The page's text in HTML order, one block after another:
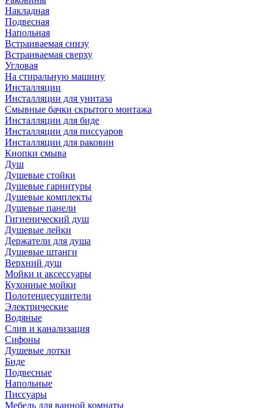
Накладная
Подвесная
Напольная
Встраиваемая снизу
Встраиваемая сверху
Угловая
На стиральную машину
Инсталляции
Инсталляции для унитаза
Смывные бачки скрытого монтажа
Инсталляции для биде
Инсталляции для писсуаров
Инсталляции для раковин
Кнопки смыва
Душ
Душевые стойки
Душевые гарнитуры
Душевые комплекты
Душевые панели
Гигиенический душ
Душевые лейки
Держатели для душа
Душевые штанги
Верхний душ
Мойки и аксессуары
Кухонные мойки
Полотенцесушители
Электрические
Водяные
Слив и канализация
Сифоны
Душевые лотки
Биде
Подвесные
Напольные
Писсуары
Мебель для ванной комнаты